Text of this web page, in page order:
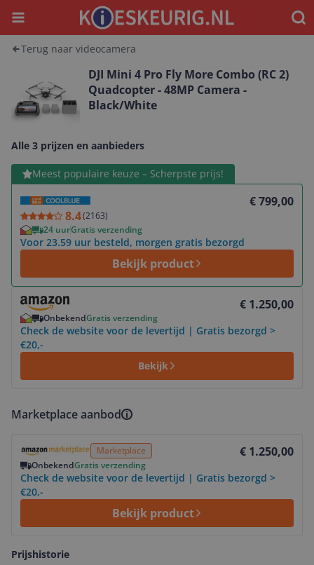
Menu
Terug naar videocamera
DJI Mini 4 Pro Fly More Combo (RC 2)
Quadcopter - 48MP Camera -
Black/White
Alle 3 prijzen en aanbieders
Meest populaire keuze – Scherpste prijs!
8.4(2163)
€ 799,00
24 uurGratis verzending
Voor 23.59 uur besteld, morgen gratis bezorgd
Bekijk product
Bekijk product
€ 1.250,00
OnbekendGratis verzending
Check de website voor de levertijd | Gratis bezorgd >
€20,-
Bekijk
Bekijk product
Marketplace aanbod
Marketplace € 1.250,00
OnbekendGratis verzending
Check de website voor de levertijd | Gratis bezorgd >
€20,-
Bekijk product
Prijshistorie